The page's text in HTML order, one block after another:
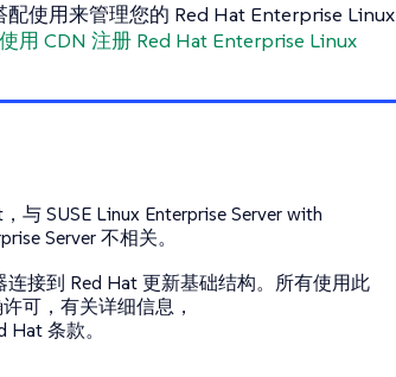
使用来管理您的 Red Hat Enterprise Linux
使用 CDN 注册 Red Hat Enterprise Linux
与 SUSE Linux Enterprise Server with
Server 不相关。
接到 Red Hat 更新基础结构。所有使用此
可，有关详细信息，
条款。